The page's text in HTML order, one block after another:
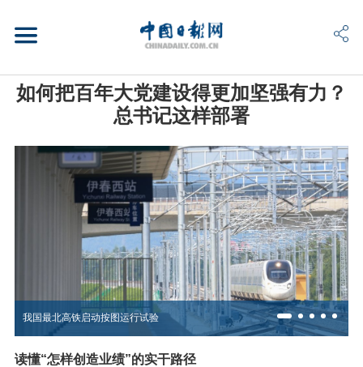
如何把百年大党建设得更加坚强有力？
总书记这样部署
我国最北高铁启动按图运行试验
读懂“怎样创造业绩”的实干路径